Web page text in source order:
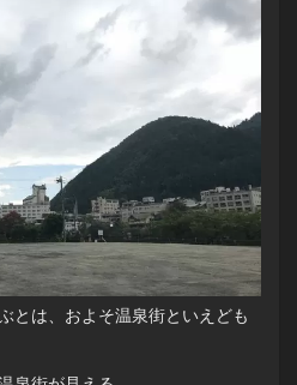
とは、およそ温泉街といえども